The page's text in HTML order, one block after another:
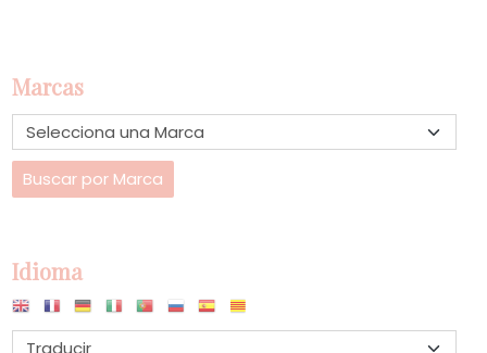
Marcas
Idioma